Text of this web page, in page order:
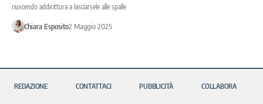
riuscendo addirittura a lasciarsele alle spalle
Chiara Esposito2 Maggio 2025
REDAZIONE CONTATTACI PUBBLICITÀ COLLABORA